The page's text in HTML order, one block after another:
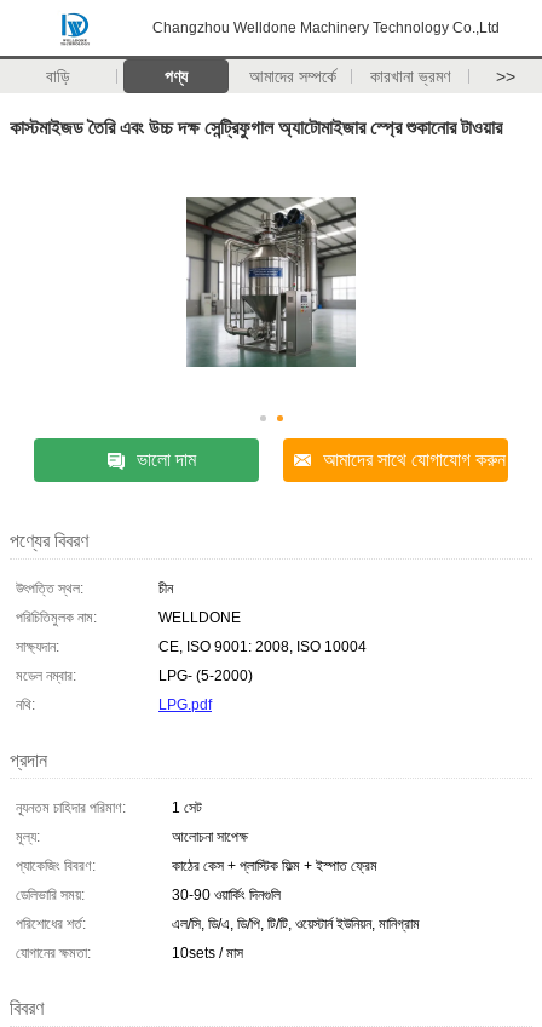
Changzhou Welldone Machinery Technology Co.,Ltd
বাড়ি পণ্য আমাদের সম্পর্কে কারখানা ভ্রমণ >>
কাস্টমাইজড তৈরি এবং উচ্চ দক্ষ সেন্ট্রিফুগাল অ্যাটোমাইজার স্প্রে শুকানোর টাওয়ার
ভালো দাম আমাদের সাথে যোগাযোগ করুন
পণ্যের বিবরণ
উৎপত্তি স্থল:
চীন
পরিচিতিমুলক নাম:
WELLDONE
সাক্ষ্যদান:
CE, ISO 9001: 2008, ISO 10004
মডেল নম্বার:
LPG- (5-2000)
নথি:
LPG.pdf
প্রদান
ন্যূনতম চাহিদার পরিমাণ:
1 সেট
মূল্য:
আলোচনা সাপেক্ষ
প্যাকেজিং বিবরণ:
কাঠের কেস + প্লাস্টিক ফিল্ম + ইস্পাত ফ্রেম
ডেলিভারি সময়:
30-90 ওয়ার্কিং দিনগুলি
পরিশোধের শর্ত:
এল/সি, ডি/এ, ডি/পি, টি/টি, ওয়েস্টার্ন ইউনিয়ন, মানিগ্রাম
যোগানের ক্ষমতা:
10sets / মাস
বিবরণ